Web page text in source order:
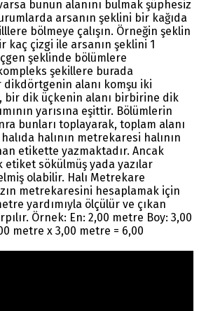
bunun alanını bulmak şüphesiz
arsanın şeklini bir kağıda
bölmeye çalışın. Örneğin şeklin
kaç çizgi ile arsanın şeklini 1
şeklinde bölümlere
şekillere burada
dikdörtgenin alanı komşu iki
bir dik üçkenin alanı birbirine dik
yarısına eşittir. Bölümlerin
bunları toplayarak, toplam alanı
halının metrekaresi halının
etikette yazmaktadır. Ancak
etiket sökülmüş yada yazılar
olabilir. Halı Metrekare
metrekaresini hesaplamak için
yardımıyla ölçülür ve çıkan
Örnek: En: 2,00 metre Boy: 3,00
metre x 3,00 metre = 6,00